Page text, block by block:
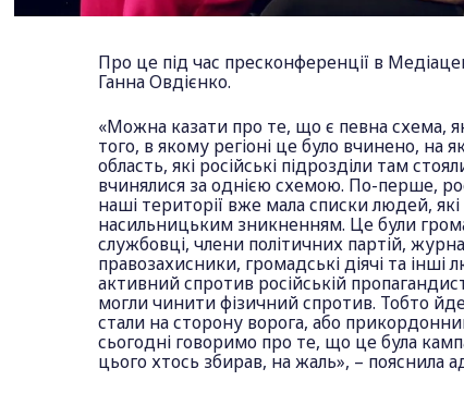
Про це під час пресконференції в
Ганна Овдієнко.
«Можна казати про те, що є певна схема,
того, в якому регіоні це було вчинено, на
область, які російські підрозділи там
вчинялися за однією схемою. По-перше,
наші території вже мала списки людей, які
насильницьким зникненням. Це були
службовці, члени політичних партій,
правозахисники, громадські діячі та інші
активний спротив російській
могли чинити фізичний спротив. Тобто
стали на сторону ворога, або
сьогодні говоримо про те, що це була
цього хтось збирав, на жаль», – пояснила